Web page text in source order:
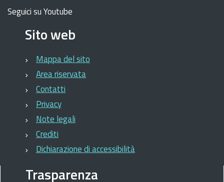
Seguici su Youtube
Sito web
Mappa del sito
Area riservata
Contatti
Privacy
Note legali
Crediti
Dichiarazione di accessibilità
Trasparenza